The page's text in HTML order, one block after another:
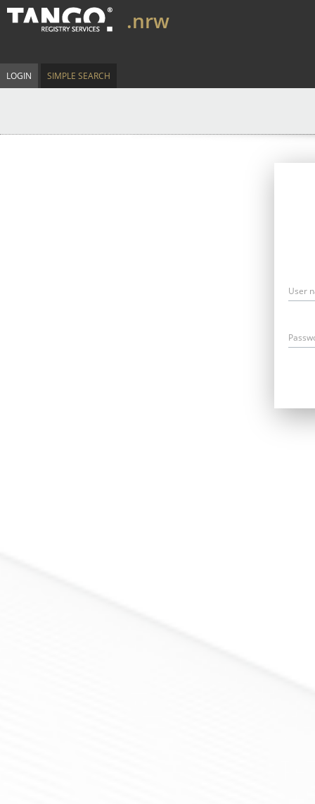
.nrw
LOGIN SIMPLE SEARCH
User